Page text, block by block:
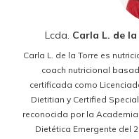
Lcda. Carla L. de
Carla L. de la Torre es
coach nutricional
certificada como
Dietitian y Certified
reconocida por la
Dietética Emergente del